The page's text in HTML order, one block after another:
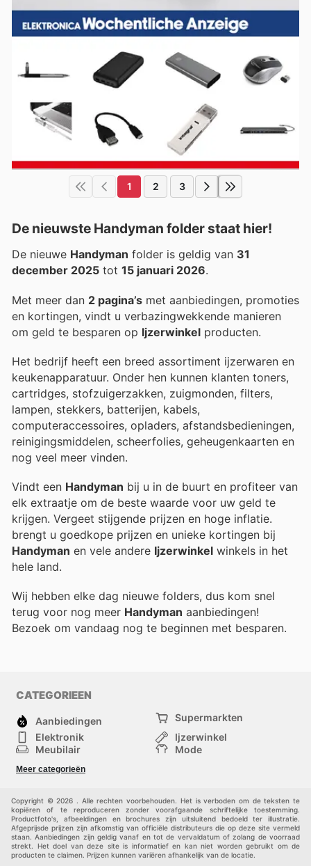
1 2 3
De nieuwste Handyman folder staat hier!
De nieuwe Handyman folder is geldig van 31
december 2025 tot 15 januari 2026.
Met meer dan 2 pagina’s met aanbiedingen, promoties
en kortingen, vindt u verbazingwekkende manieren
om geld te besparen op Ijzerwinkel producten.
Het bedrijf heeft een breed assortiment ijzerwaren en
keukenapparatuur. Onder hen kunnen klanten toners,
cartridges, stofzuigerzakken, zuigmonden, filters,
lampen, stekkers, batterijen, kabels,
computeraccessoires, opladers, afstandsbedieningen,
reinigingsmiddelen, scheerfolies, geheugenkaarten en
nog veel meer vinden.
Vindt een Handyman bij u in de buurt en profiteer van
elk extraatje om de beste waarde voor uw geld te
krijgen. Vergeet stijgende prijzen en hoge inflatie.
brengt u goedkope prijzen en unieke kortingen bij
Handyman en vele andere Ijzerwinkel winkels in het
hele land.
Wij hebben elke dag nieuwe folders, dus kom snel
terug voor nog meer Handyman aanbiedingen!
Bezoek om vandaag nog te beginnen met besparen.
CATEGORIEEN
Aanbiedingen
Supermarkten
Elektronik
Ijzerwinkel
Meubilair
Mode
Schoonheid
Meer categorieën
Copyright © 2026 . Alle rechten voorbehouden. Het is verboden om de teksten te
kopiëren of te reproduceren zonder voorafgaande schriftelijke toestemming.
Productfoto's, afbeeldingen en brochures zijn uitsluitend bedoeld ter illustratie.
Afgeprijsde prijzen zijn afkomstig van officiële distributeurs die op deze site vermeld
staan. Aanbiedingen zijn geldig vanaf en tot de vervaldatum of zolang de voorraad
strekt. Het doel van deze site is informatief en kan niet worden gebruikt om de
producten te claimen. Prijzen kunnen variëren afhankelijk van de locatie.